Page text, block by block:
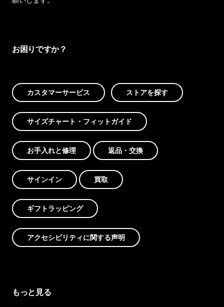
お困りですか？
カスタマーサービス ストアを探す
サイズチャート・フィットガイド
お手入れと修理 返品・交換
サインイン 買取
ギフトラッピング
アクセシビリティに関する声明
もっと見る